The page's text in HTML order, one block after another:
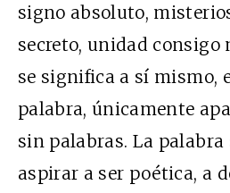
signo absoluto,
secreto, unidad consigo
se significa a sí mismo,
palabra, únicamente
sin palabras. La palabra
aspirar a ser poética, a